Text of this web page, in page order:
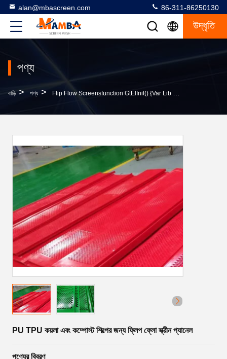
alan@mbascreen.com 86-311-86250130
উদ্ধৃতি
পণ্য
বাড়ি > পণ্য > Flip Flow Screensfunction GtElInit() {var Lib = New Google.translate.TranslateService();lib.translat
PU TPU কয়লা এবং কম্পোস্ট শিল্পের জন্য ফ্লিপ ফ্লো স্ক্রীন প্যানেল
পণ্যের বিবরণ